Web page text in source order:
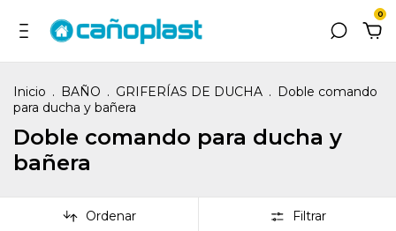
0
Inicio . BAÑO . GRIFERÍAS DE DUCHA . Doble comando
para ducha y bañera
Doble comando para ducha y
bañera
Ordenar Filtrar